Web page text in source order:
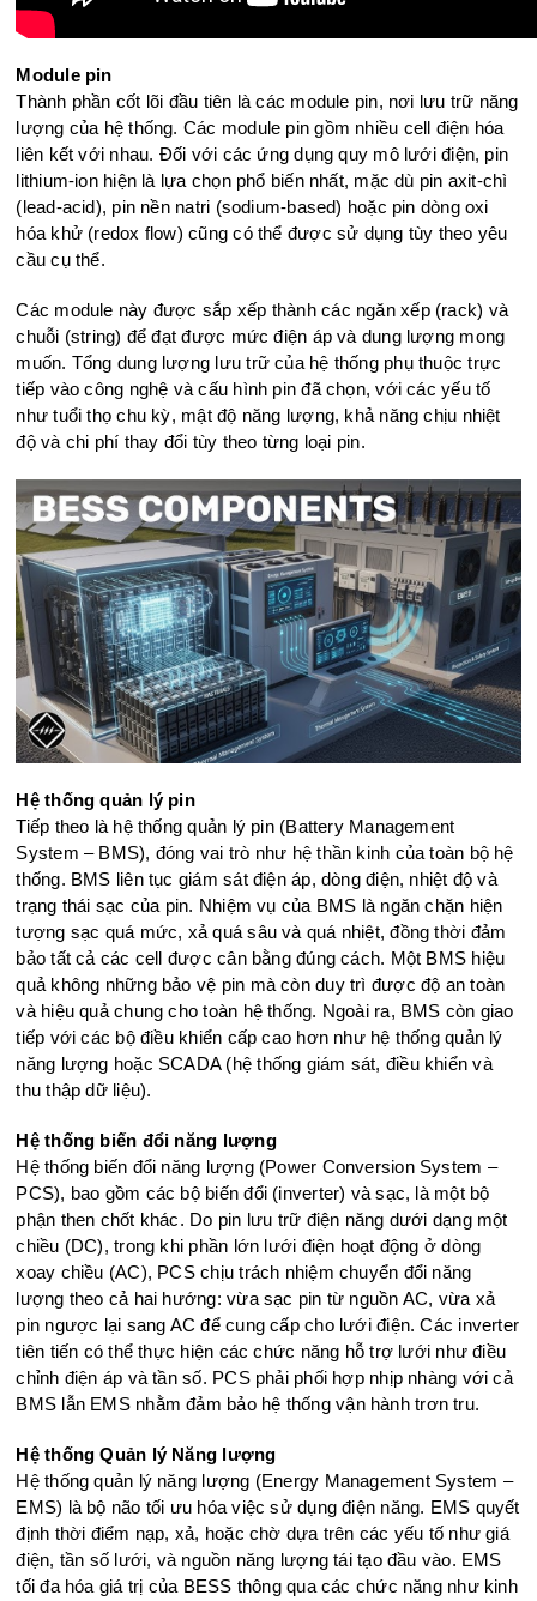
Module pin
Thành phần cốt lõi đầu tiên là các module pin, nơi lưu trữ năng
lượng của hệ thống. Các module pin gồm nhiều cell điện hóa
liên kết với nhau. Đối với các ứng dụng quy mô lưới điện, pin
lithium-ion hiện là lựa chọn phổ biến nhất, mặc dù pin axit-chì
(lead-acid), pin nền natri (sodium-based) hoặc pin dòng oxi
hóa khử (redox flow) cũng có thể được sử dụng tùy theo yêu
cầu cụ thể.
Các module này được sắp xếp thành các ngăn xếp (rack) và
chuỗi (string) để đạt được mức điện áp và dung lượng mong
muốn. Tổng dung lượng lưu trữ của hệ thống phụ thuộc trực
tiếp vào công nghệ và cấu hình pin đã chọn, với các yếu tố
như tuổi thọ chu kỳ, mật độ năng lượng, khả năng chịu nhiệt
độ và chi phí thay đổi tùy theo từng loại pin.
Hệ thống quản lý pin
Tiếp theo là hệ thống quản lý pin (Battery Management
System – BMS), đóng vai trò như hệ thần kinh của toàn bộ hệ
thống. BMS liên tục giám sát điện áp, dòng điện, nhiệt độ và
trạng thái sạc của pin. Nhiệm vụ của BMS là ngăn chặn hiện
tượng sạc quá mức, xả quá sâu và quá nhiệt, đồng thời đảm
bảo tất cả các cell được cân bằng đúng cách. Một BMS hiệu
quả không những bảo vệ pin mà còn duy trì được độ an toàn
và hiệu quả chung cho toàn hệ thống. Ngoài ra, BMS còn giao
tiếp với các bộ điều khiển cấp cao hơn như hệ thống quản lý
năng lượng hoặc SCADA (hệ thống giám sát, điều khiển và
thu thập dữ liệu).
Hệ thống biến đổi năng lượng
Hệ thống biến đổi năng lượng (Power Conversion System –
PCS), bao gồm các bộ biến đổi (inverter) và sạc, là một bộ
phận then chốt khác. Do pin lưu trữ điện năng dưới dạng một
chiều (DC), trong khi phần lớn lưới điện hoạt động ở dòng
xoay chiều (AC), PCS chịu trách nhiệm chuyển đổi năng
lượng theo cả hai hướng: vừa sạc pin từ nguồn AC, vừa xả
pin ngược lại sang AC để cung cấp cho lưới điện. Các inverter
tiên tiến có thể thực hiện các chức năng hỗ trợ lưới như điều
chỉnh điện áp và tần số. PCS phải phối hợp nhịp nhàng với cả
BMS lẫn EMS nhằm đảm bảo hệ thống vận hành trơn tru.
Hệ thống Quản lý Năng lượng
Hệ thống quản lý năng lượng (Energy Management System –
EMS) là bộ não tối ưu hóa việc sử dụng điện năng. EMS quyết
định thời điểm nạp, xả, hoặc chờ dựa trên các yếu tố như giá
điện, tần số lưới, và nguồn năng lượng tái tạo đầu vào. EMS
tối đa hóa giá trị của BESS thông qua các chức năng như kinh